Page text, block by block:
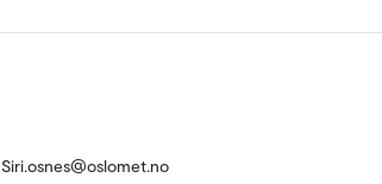
Siri.osnes@oslomet.no